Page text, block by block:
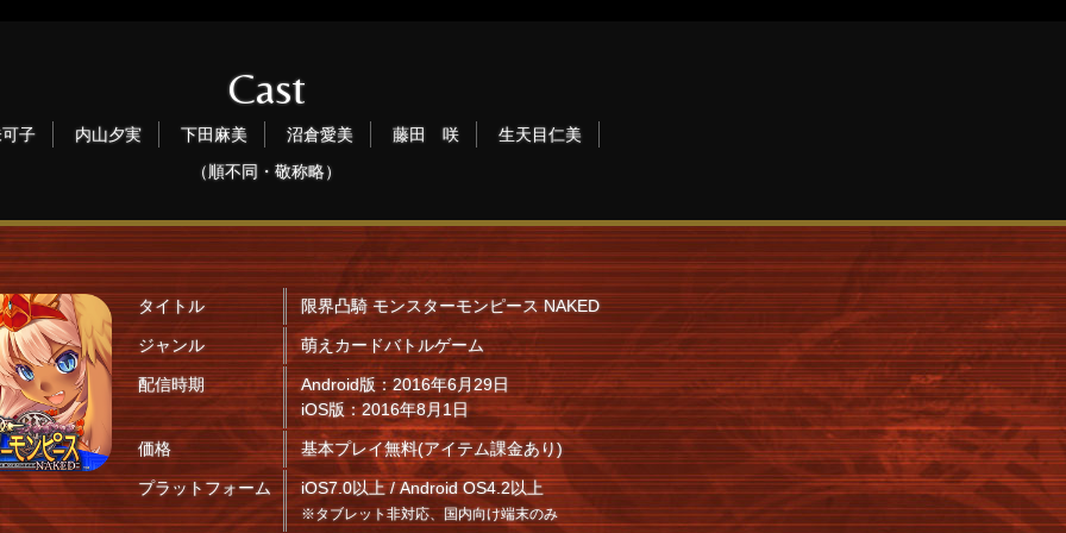
Cast
子 内山夕実 下田麻美 沼倉愛美 藤田 咲
生天目仁美
（順不同・敬称略）
タイトル 限界凸騎 モンスターモンピース NAKED
ジャンル 萌えカードバトルゲーム
配信時期
Android版：2016年6月29日
iOS版：2016年8月1日
価格 基本プレイ無料(アイテム課金あり)
プラットフォーム iOS7.0以上 / Android OS4.2以上
※タブレット非対応、国内向け端末のみ